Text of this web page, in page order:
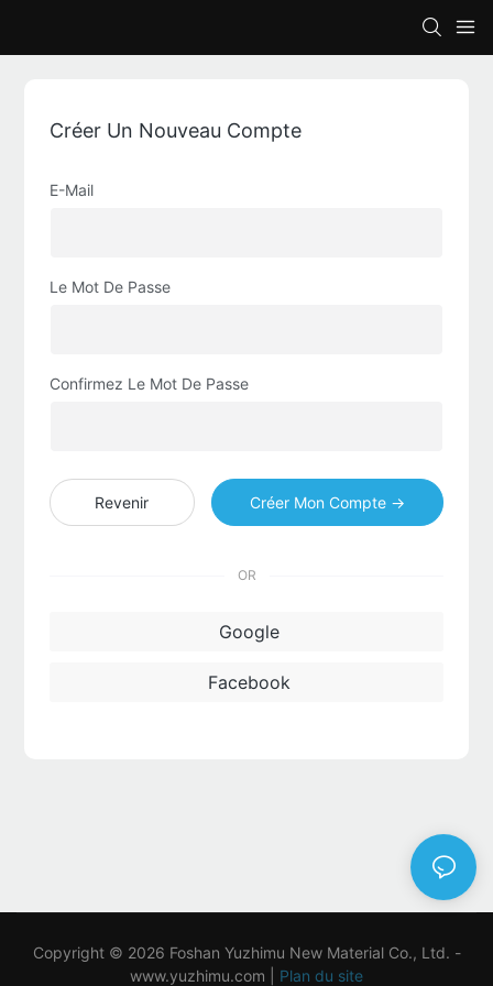
Créer Un Nouveau Compte
E-Mail
Le Mot De Passe
Confirmez Le Mot De Passe
Revenir Créer Mon Compte →
OR
Google
Facebook
Copyright © 2026 Foshan Yuzhimu New Material Co., Ltd. -
www.yuzhimu.com
Plan du site